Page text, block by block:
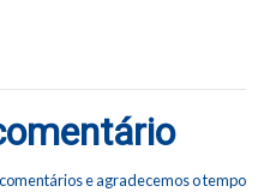
e agradecemos o tempo